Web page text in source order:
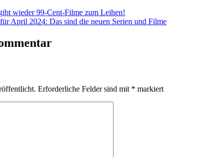
wieder 99-Cent-Filme zum Leihen!
April 2024: Das sind die neuen Serien und Filme
Erforderliche Felder sind mit * markiert